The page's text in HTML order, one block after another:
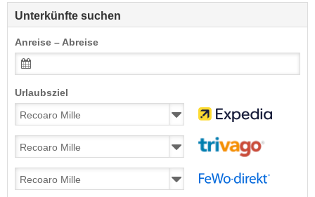
Unterkünfte suchen
Anreise – Abreise
Urlaubsziel